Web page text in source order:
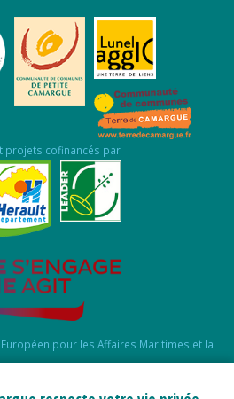
projets cofinancés par
pour les Affaires Maritimes et la